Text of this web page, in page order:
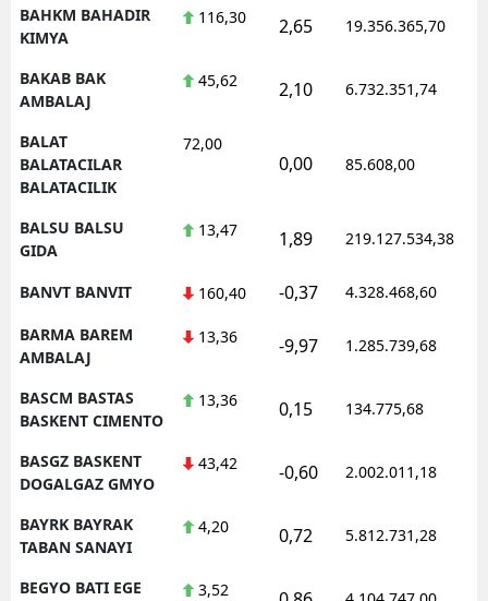
BAHKM BAHADIR
KIMYA
116,30 2,65 19.356.365,70
BAKAB BAK
AMBALAJ
45,62 2,10 6.732.351,74
BALAT
BALATACILAR
BALATACILIK
72,00
0,00 85.608,00
BALSU BALSU
GIDA
13,47 1,89 219.127.534,38
BANVT BANVIT 160,40 -0,37 4.328.468,60
BARMA BAREM
AMBALAJ
13,36 -9,97 1.285.739,68
BASCM BASTAS
BASKENT CIMENTO
13,36 0,15 134.775,68
BASGZ BASKENT
DOGALGAZ GMYO
43,42 -0,60 2.002.011,18
BAYRK BAYRAK
TABAN SANAYI
4,20 0,72 5.812.731,28
BEGYO BATI EGE
3,52